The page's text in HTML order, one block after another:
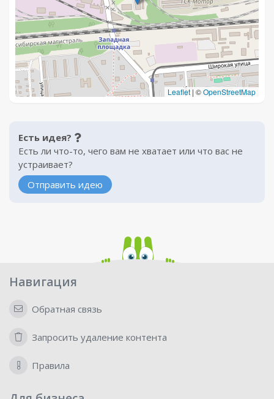
Leaflet | ©OpenStreetMap
Есть идея?
Есть ли что-то, чего вам не хватает или что вас не
устраивает?
Отправить идею
Навигация
Обратная связь
Запросить удаление контента
Правила